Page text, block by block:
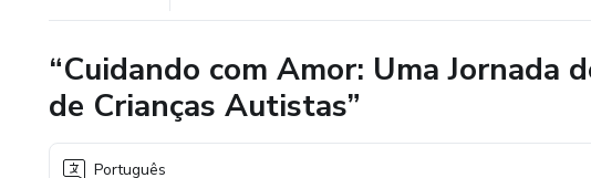
“Cuidando com Amor: Uma Jornada
de Crianças Autistas”
Português